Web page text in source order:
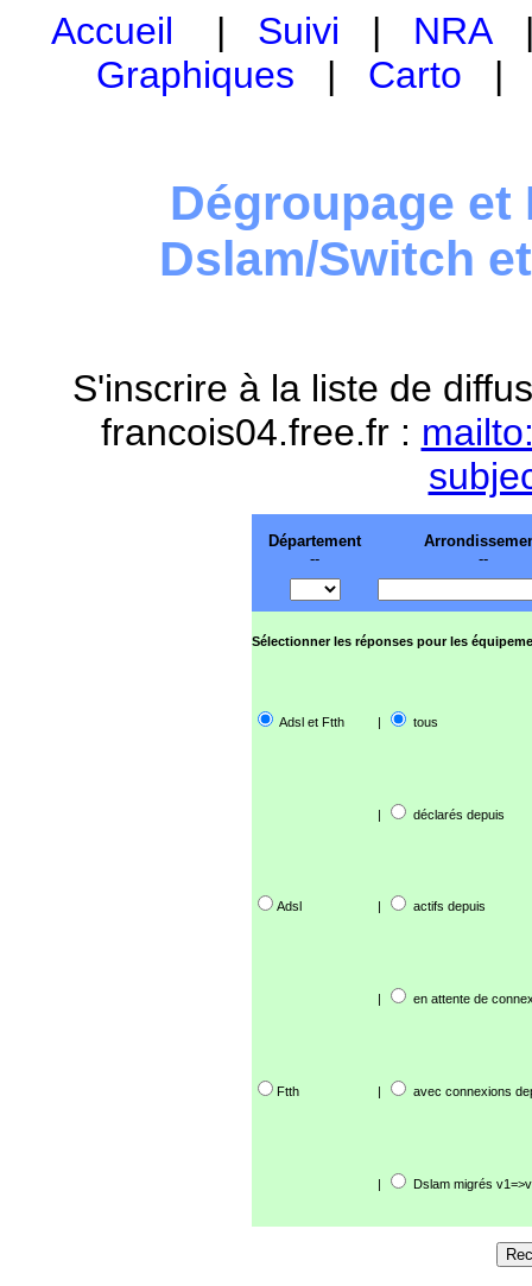
Accueil | Suivi | NRA
Graphiques | Carto
Dégroupage et
Dslam/Switch
S'inscrire à la liste de
francois04.free.fr :
Département
--
--
Sélectionner les réponses pour les
Adsl et Ftth | tous
| déclarés depuis
Adsl | actifs depuis
| en attente de
Ftth | avec connexions
| Dslam migrés